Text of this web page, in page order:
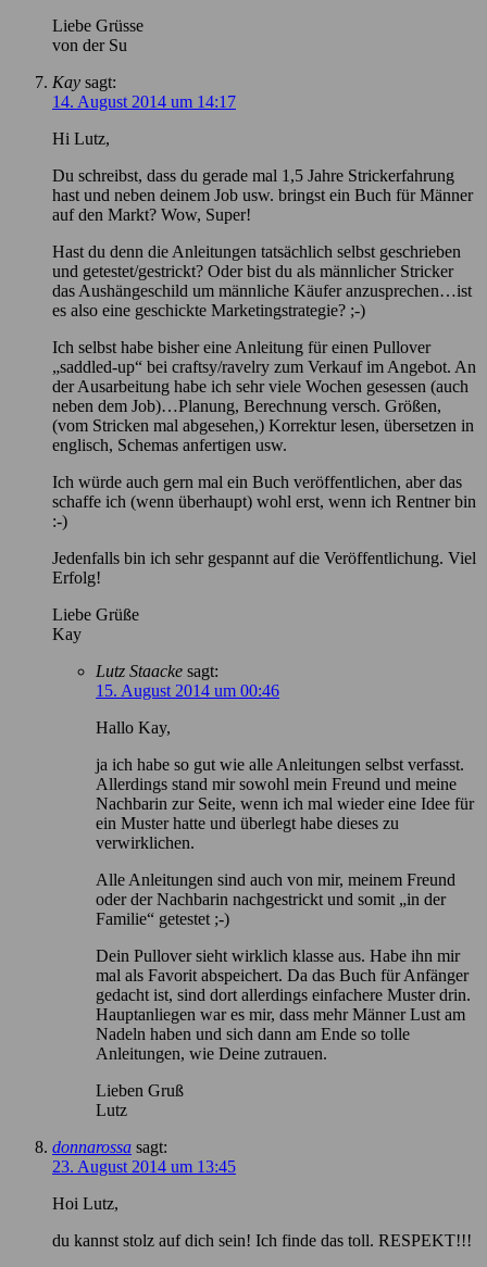
Liebe Grüsse
von der Su
Kay sagt:
14. August 2014 um 14:17
Hi Lutz,
Du schreibst, dass du gerade mal 1,5 Jahre Strickerfahrung
hast und neben deinem Job usw. bringst ein Buch für Männer
auf den Markt? Wow, Super!
Hast du denn die Anleitungen tatsächlich selbst geschrieben
und getestet/gestrickt? Oder bist du als männlicher Stricker
das Aushängeschild um männliche Käufer anzusprechen…ist
es also eine geschickte Marketingstrategie? ;-)
Ich selbst habe bisher eine Anleitung für einen Pullover
„saddled-up“ bei craftsy/ravelry zum Verkauf im Angebot. An
der Ausarbeitung habe ich sehr viele Wochen gesessen (auch
neben dem Job)…Planung, Berechnung versch. Größen,
(vom Stricken mal abgesehen,) Korrektur lesen, übersetzen in
englisch, Schemas anfertigen usw.
Ich würde auch gern mal ein Buch veröffentlichen, aber das
schaffe ich (wenn überhaupt) wohl erst, wenn ich Rentner bin
:-)
Jedenfalls bin ich sehr gespannt auf die Veröffentlichung. Viel
Erfolg!
Liebe Grüße
Kay
Lutz Staacke sagt:
15. August 2014 um 00:46
Hallo Kay,
ja ich habe so gut wie alle Anleitungen selbst verfasst.
Allerdings stand mir sowohl mein Freund und meine
Nachbarin zur Seite, wenn ich mal wieder eine Idee für
ein Muster hatte und überlegt habe dieses zu
verwirklichen.
Alle Anleitungen sind auch von mir, meinem Freund
oder der Nachbarin nachgestrickt und somit „in der
Familie“ getestet ;-)
Dein Pullover sieht wirklich klasse aus. Habe ihn mir
mal als Favorit abspeichert. Da das Buch für Anfänger
gedacht ist, sind dort allerdings einfachere Muster drin.
Hauptanliegen war es mir, dass mehr Männer Lust am
Nadeln haben und sich dann am Ende so tolle
Anleitungen, wie Deine zutrauen.
Lieben Gruß
Lutz
donnarossa sagt:
23. August 2014 um 13:45
Hoi Lutz,
du kannst stolz auf dich sein! Ich finde das toll. RESPEKT!!!